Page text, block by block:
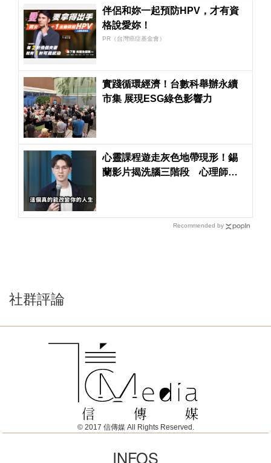
伴侶和妳一起預防HPV，才有資
格說愛妳！
PR（台灣癌症基金會）
實踐循環經濟！台數科舉辦永續
市集 展現ESG綠色影響力
心靈課程遊走灰色地帶現形！錫
蘭影片揭洗腦三階段 心理師發
Recommended by
社群評論
© 2017 信傳媒 All Rights Reserved.
INFOS